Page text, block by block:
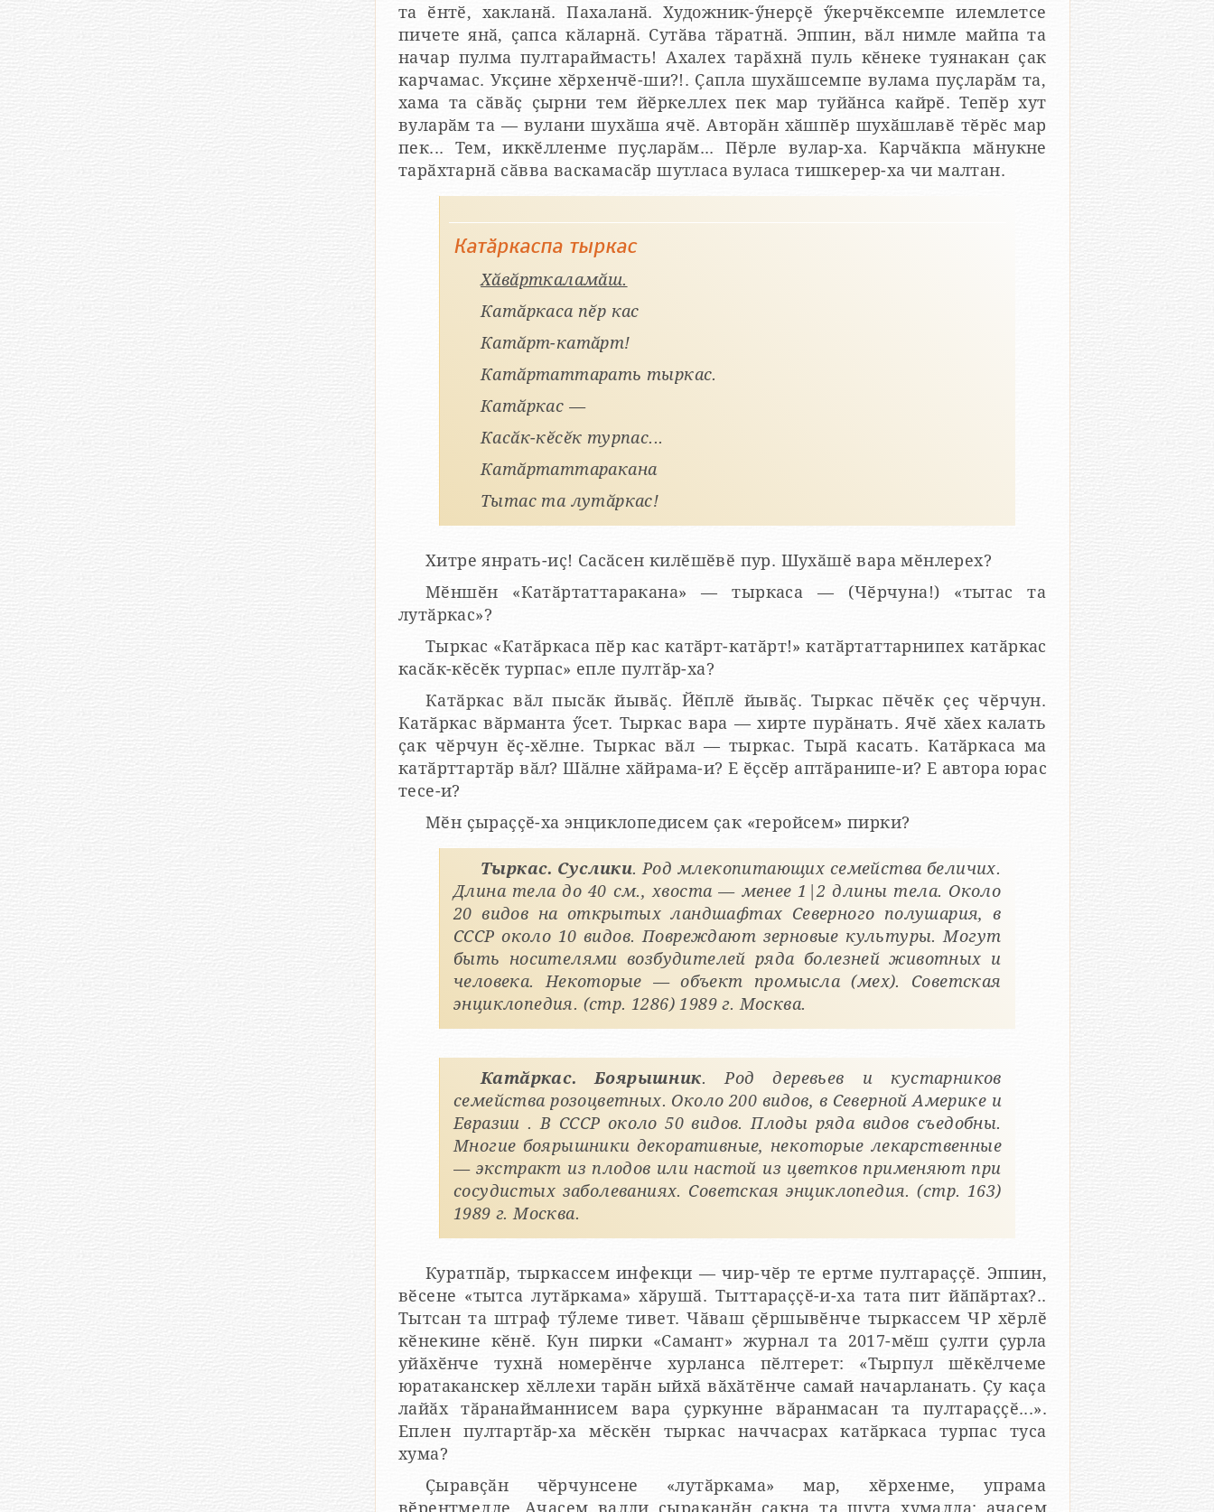
та ӗнтӗ, хакланӑ. Пахаланӑ. Художник-ӳнерҫӗ ӳкерчӗксемпе илемлетсе
пичете янӑ, ҫапса кӑларнӑ. Сутӑва тӑратнӑ. Эппин, вӑл нимле майпа та
начар пулма пултараймасть! Ахалех тарӑхнӑ пуль кӗнеке туянакан ҫак
карчамас. Укҫине хӗрхенчӗ-ши?!. Ҫапла шухӑшсемпе вулама пуҫларӑм та,
хама та сӑвӑҫ ҫырни тем йӗркеллех пек мар туйӑнса кайрӗ. Тепӗр хут
вуларӑм та — вулани шухӑша ячӗ. Авторӑн хӑшпӗр шухӑшлавӗ тӗрӗс мар
пек... Тем, иккӗлленме пуҫларӑм... Пӗрле вулар-ха. Карчӑкпа мӑнукне
тарӑхтарнӑ сӑвва васкамасӑр шутласа вуласа тишкерер-ха чи малтан.
Катӑркаспа тыркас
Хӑвӑрткаламӑш.
Катӑркаса пӗр кас
Катӑрт-катӑрт!
Катӑртаттарать тыркас.
Катӑркас —
Касӑк-кӗсӗк турпас...
Катӑртаттаракана
Тытас та лутӑркас!
Хитре янрать-иҫ! Сасӑсен килӗшӗвӗ пур. Шухӑшӗ вара мӗнлерех?
Мӗншӗн «Катӑртаттаракана» — тыркаса — (Чӗрчуна!) «тытас та
лутӑркас»?
Тыркас «Катӑркаса пӗр кас катӑрт-катӑрт!» катӑртаттарнипех катӑркас
касӑк-кӗсӗк турпас» епле пултӑр-ха?
Катӑркас вӑл пысӑк йывӑҫ. Йӗплӗ йывӑҫ. Тыркас пӗчӗк ҫеҫ чӗрчун.
Катӑркас вӑрманта ӳсет. Тыркас вара — хирте пурӑнать. Ячӗ хӑех калать
ҫак чӗрчун ӗҫ-хӗлне. Тыркас вӑл — тыркас. Тырӑ касать. Катӑркаса ма
катӑрттартӑр вӑл? Шӑлне хӑйрама-и? Е ӗҫсӗр аптӑранипе-и? Е автора юрас
тесе-и?
Мӗн ҫыраҫҫӗ-ха энциклопедисем ҫак «геройсем» пирки?
Тыркас. Суслики. Род млекопитающих семейства беличих.
Длина тела до 40 см., хвоста — менее 1|2 длины тела. Около
20 видов на открытых ландшафтах Северного полушария, в
СССР около 10 видов. Повреждают зерновые культуры. Могут
быть носителями возбудителей ряда болезней животных и
человека. Некоторые — объект промысла (мех). Советская
энциклопедия. (стр. 1286) 1989 г. Москва.
Катӑркас. Боярышник. Род деревьев и кустарников
семейства розоцветных. Около 200 видов, в Северной Америке и
Евразии . В СССР около 50 видов. Плоды ряда видов съедобны.
Многие боярышники декоративные, некоторые лекарственные
— экстракт из плодов или настой из цветков применяют при
сосудистых заболеваниях. Советская энциклопедия. (стр. 163)
1989 г. Москва.
Куратпӑр, тыркассем инфекци — чир-чӗр те ертме пултараҫҫӗ. Эппин,
вӗсене «тытса лутӑркама» хӑрушӑ. Тыттараҫҫӗ-и-ха тата пит йӑпӑртах?..
Тытсан та штраф тӳлеме тивет. Чӑваш ҫӗршывӗнче тыркассем ЧР хӗрлӗ
кӗнекине кӗнӗ. Кун пирки «Самант» журнал та 2017-мӗш ҫулти ҫурла
уйӑхӗнче тухнӑ номерӗнче хурланса пӗлтерет: «Тырпул шӗкӗлчеме
юратаканскер хӗллехи тарӑн ыйхӑ вӑхӑтӗнче самай начарланать. Ҫу каҫа
лайӑх тӑранайманнисем вара ҫуркунне вӑранмасан та пултараҫҫӗ...».
Еплен пултартӑр-ха мӗскӗн тыркас наччасрах катӑркаса турпас туса
хума?
Ҫыравҫӑн чӗрчунсене «лутӑркама» мар, хӗрхенме, упрама
вӗрентмелле. Ачасем валли ҫыраканӑн ҫакна та шута хумалла: ачасем